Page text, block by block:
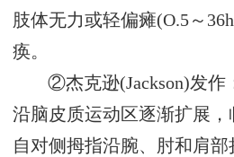
肢体无力或轻偏瘫(O.5～
痪。
②杰克逊(Jackson)发作
沿脑皮质运动区逐渐扩展
自对侧拇指沿腕、肘和肩部